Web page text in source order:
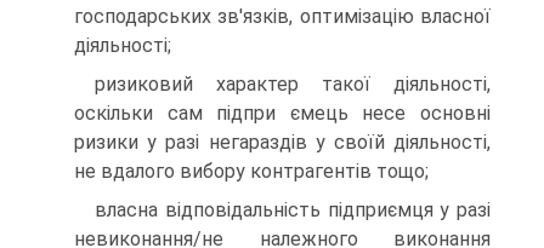
господарських зв'язків, оптимізацію власної
діяльності;
ризиковий характер такої діяльності,
оскільки сам підпри ємець несе основні
ризики у разі негараздів у своїй діяльності,
не вдалого вибору контрагентів тощо;
власна відповідальність підприємця у разі
невиконання/не належного виконання